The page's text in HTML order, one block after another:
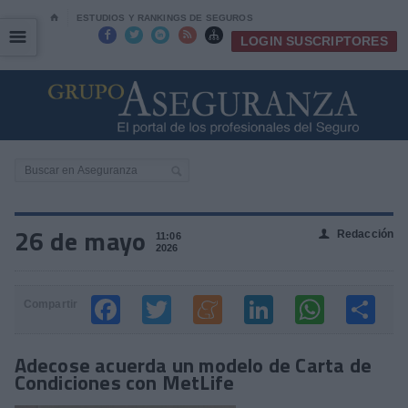
⌂ ESTUDIOS Y RANKINGS DE SEGUROS
     LOGIN SUSCRIPTORES
☰
☰
26 de mayo
11:06
2026
👤 Redacción
Adecose acuerda un modelo de Carta de
Condiciones con MetLife